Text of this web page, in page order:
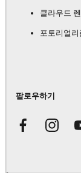
클라우드
포토리얼리
팔로우하기